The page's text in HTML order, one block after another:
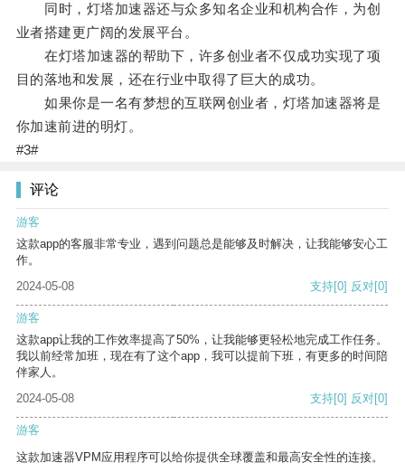
同时，灯塔加速器还与众多知名企业和机构合作，为创
业者搭建更广阔的发展平台。
在灯塔加速器的帮助下，许多创业者不仅成功实现了项
目的落地和发展，还在行业中取得了巨大的成功。
如果你是一名有梦想的互联网创业者，灯塔加速器将是
你加速前进的明灯。
#3#
评论
游客
这款app的客服非常专业，遇到问题总是能够及时解决，让我能够安心工
作。
2024-05-08
支持[0] 反对[0]
游客
这款app让我的工作效率提高了50%，让我能够更轻松地完成工作任务。
我以前经常加班，现在有了这个app，我可以提前下班，有更多的时间陪
伴家人。
2024-05-08
支持[0] 反对[0]
游客
这款加速器VPM应用程序可以给你提供全球覆盖和最高安全性的连接。